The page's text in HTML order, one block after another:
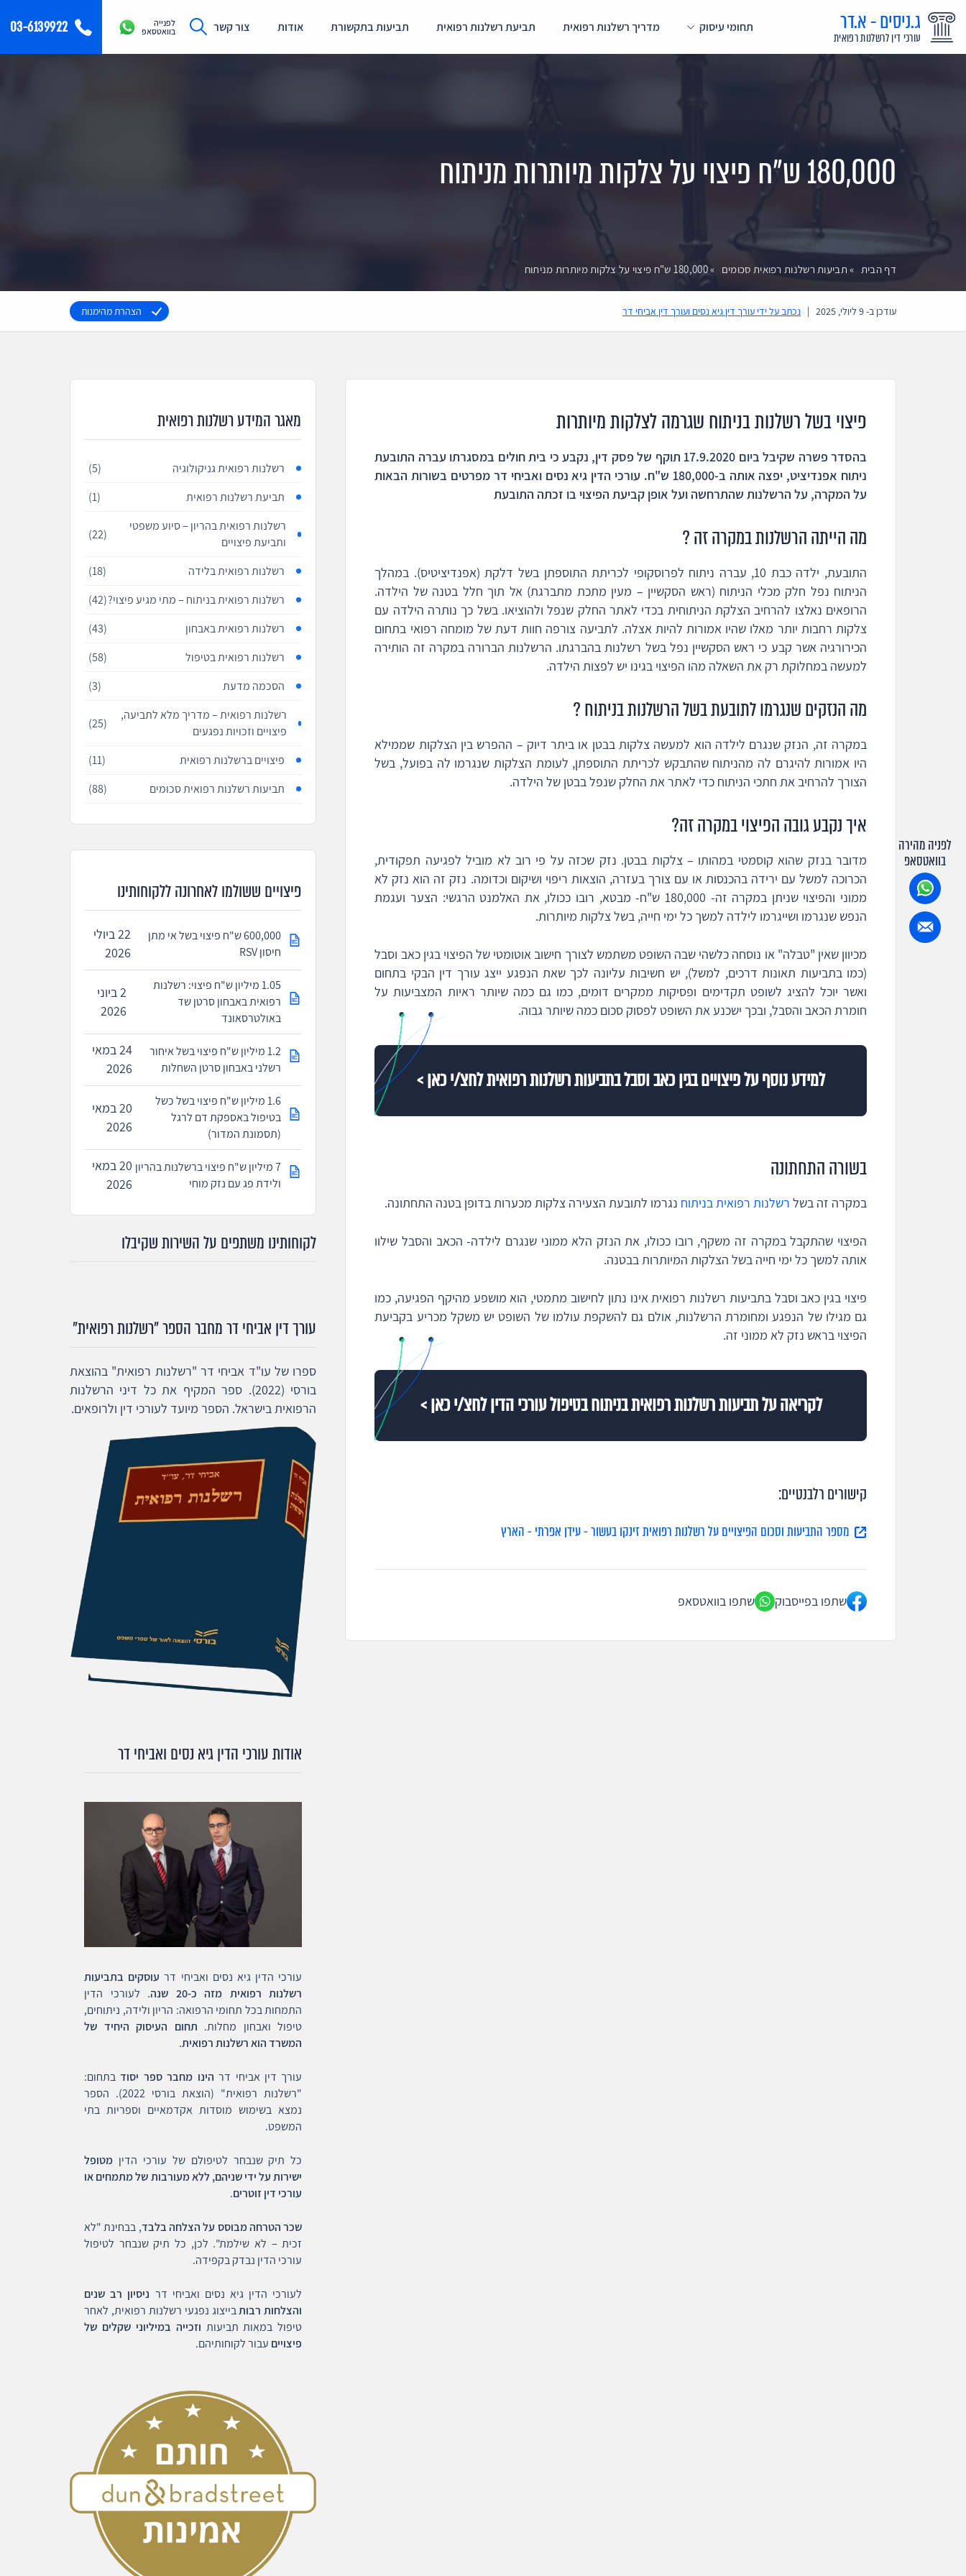
ג.ניסים - א.דר
עורכי דין לרשלנות רפואית
תחומי עיסוק מדריך רשלנות רפואית תביעת רשלנות רפואית תביעות בתקשורת אודות צור קשר 03-6139922
לפנייה
בוואטסאפ
דף הבית » תביעות רשלנות רפואית סכומים »180,000 ש"ח פיצוי על צלקות מיותרות מניתוח
180,000 ש"ח פיצוי על צלקות מיותרות מניתוח
עודכן ב-9 ליולי, 2025 | נכתב על ידי עורך דין גיא נסים ועורך דין אביחי דר הצהרת מהימנות
פיצוי בשל רשלנות בניתוח שגרמה לצלקות מיותרות
בהסדר פשרה שקיבל ביום 17.9.2020 תוקף של פסק דין, נקבע כי בית חולים במסגרתו עברה התובעת
ניתוח אפנדיציט, יפצה אותה ב-180,000 ש"ח. עורכי הדין גיא נסים ואביחי דר מפרטים בשורות הבאות
על המקרה, על הרשלנות שהתרחשה ועל אופן קביעת הפיצוי בו זכתה התובעת
מה הייתה הרשלנות במקרה זה ?
התובעת, ילדה כבת 10, עברה ניתוח לפרוסקופי לכריתת התוספתן בשל דלקת (אפנדיציטיס). במהלך
הניתוח נפל חלק מכלי הניתוח (ראש הסקשיין – מעין מתכת מתברגת) אל תוך חלל בטנה של הילדה.
הרופאים נאלצו להרחיב הצלקת הניתוחית בכדי לאתר החלק שנפל ולהוציאו. בשל כך נותרה הילדה עם
צלקות רחבות יותר מאלו שהיו אמורות להיות אצלה. לתביעה צורפה חוות דעת של מומחה רפואי בתחום
הכירורגיה אשר קבע כי ראש הסקשיין נפל בשל רשלנות בהברגתו. הרשלנות הברורה במקרה זה הותירה
למעשה במחלוקת רק את השאלה מהו הפיצוי בגינו יש לפצות הילדה.
מה הנזקים שנגרמו לתובעת בשל הרשלנות בניתוח ?
במקרה זה, הנזק שנגרם לילדה הוא למעשה צלקות בבטן או ביתר דיוק – ההפרש בין הצלקות שממילא
היו אמורות להיגרם לה מהניתוח שהתבקש לכריתת התוספתן, לעומת הצלקות שנגרמו לה בפועל, בשל
הצורך להרחיב את חתכי הניתוח כדי לאתר את החלק שנפל בבטן של הילדה.
איך נקבע גובה הפיצוי במקרה זה?
מדובר בנזק שהוא קוסמטי במהותו – צלקות בבטן. נזק שכזה על פי רוב לא מוביל לפגיעה תפקודית,
הכרוכה למשל עם ירידה בהכנסות או עם צורך בעזרה, הוצאות ריפוי ושיקום וכדומה. נזק זה הוא נזק לא
ממוני והפיצוי שניתן במקרה זה- 180,000 ש"ח- מבטא, רובו ככולו, את האלמנט הרגשי: הצער ועגמת
הנפש שנגרמו ושייגרמו לילדה למשך כל ימי חייה, בשל צלקות מיותרות.
מכיוון שאין "טבלה" או נוסחה כלשהי שבה השופט משתמש לצורך חישוב אוטומטי של הפיצוי בגין כאב וסבל
(כמו בתביעות תאונות דרכים, למשל), יש חשיבות עליונה לכך שאת הנפגע ייצג עורך דין הבקי בתחום
ואשר יוכל להציג לשופט תקדימים ופסיקות ממקרים דומים, כמו גם כמה שיותר ראיות המצביעות על
חומרת הכאב והסבל, ובכך ישכנע את השופט לפסוק סכום כמה שיותר גבוה.
למידע נוסף על פיצויים בגין כאב וסבל בתביעות רשלנות רפואית לחצ/י כאן >
בשורה התחתונה
במקרה זה בשל רשלנות רפואית בניתוח נגרמו לתובעת הצעירה צלקות מכערות בדופן בטנה התחתונה.
הפיצוי שהתקבל במקרה זה משקף, רובו ככולו, את הנזק הלא ממוני שנגרם לילדה- הכאב והסבל שילוו
אותה למשך כל ימי חייה בשל הצלקות המיותרות בבטנה.
פיצוי בגין כאב וסבל בתביעות רשלנות רפואית אינו נתון לחישוב מתמטי, הוא מושפע מהיקף הפגיעה, כמו
גם מגילו של הנפגע ומחומרת הרשלנות, אולם גם להשקפת עולמו של השופט יש משקל מכריע בקביעת
הפיצוי בראש נזק לא ממוני זה.
לקריאה על תביעות רשלנות רפואית בניתוח בטיפול עורכי הדין לחצ/י כאן >
קישורים רלבנטיים:
מספר התביעות וסכום הפיצויים על רשלנות רפואית זינקו בעשור - עידן אפרתי - הארץ
שתפו בפייסבוק שתפו בוואטסאפ
מאגר המידע רשלנות רפואית
רשלנות רפואית גניקולוגיה
(5)
תביעת רשלנות רפואית
(1)
רשלנות רפואית בהריון – סיוע משפטי
ותביעת פיצויים
(22)
רשלנות רפואית בלידה
(18)
רשלנות רפואית בניתוח – מתי מגיע פיצוי?(42)
רשלנות רפואית באבחון
(43)
רשלנות רפואית בטיפול
(58)
הסכמה מדעת
(3)
רשלנות רפואית – מדריך מלא לתביעה,
פיצויים וזכויות נפגעים
(25)
פיצויים ברשלנות רפואית
(11)
תביעות רשלנות רפואית סכומים
(88)
פיצויים ששולמו לאחרונה ללקוחותינו
600,000 ש"ח פיצוי בשל אי מתן
חיסון RSV
22 ביולי
2026
1.05 מיליון ש"ח פיצוי: רשלנות
רפואית באבחון סרטן שד
באולטרסאונד
2 ביוני
2026
1.2 מיליון ש"ח פיצוי בשל איחור
רשלני באבחון סרטן השחלות
24 במאי
2026
1.6 מיליון ש"ח פיצוי בשל כשל
בטיפול באספקת דם לרגל
(תסמונת המדור)
20 במאי
2026
7 מיליון ש"ח פיצוי ברשלנות בהריון
ולידת פג עם נזק מוחי
20 במאי
2026
לקוחותינו משתפים על השירות שקיבלו
עורך דין אביחי דר מחבר הספר "רשלנות רפואית"
ספרו של עו"ד אביחי דר "רשלנות רפואית" בהוצאת
בורסי (2022). ספר המקיף את כל דיני הרשלנות
הרפואית בישראל. הספר מיועד לעורכי דין ולרופאים.
אודות עורכי הדין גיא נסים ואביחי דר
עורכי הדין גיא נסים ואביחי דר עוסקים בתביעות
רשלנות רפואית מזה כ-20 שנה
. לעורכי הדין
התמחות בכל תחומי הרפואה: הריון ולידה, ניתוחים,
טיפול ואבחון מחלות. תחום העיסוק היחיד של
המשרד הוא רשלנות רפואית.
עורך דין אביחי דר הינו מחבר ספר יסודבתחום:
"רשלנות רפואית" (הוצאת בורסי 2022). הספר
נמצא בשימוש מוסדות אקדמאיים וספריות בתי
המשפט.
כל תיק שנבחר לטיפולם של עורכי הדין מטופל
ישירות על ידי שניהם, ללא מעורבות של מתמחים או
עורכי דין זוטרים.
שכר הטרחה מבוסס על הצלחה בלבד, בבחינת "לא
זכית – לא שילמת". לכן, כל תיק שנבחר לטיפול
עורכי הדין נבדק בקפידה.
לעורכי הדין גיא נסים ואביחי דר ניסיון רב שנים
והצלחות רבותבייצוג נפגעי רשלנות רפואית, לאחר
טיפול במאות תביעות וזכייה במיליוני שקלים של
פיצויים עבור לקוחותיהם.
לפניה מהירה
בוואטסאפ